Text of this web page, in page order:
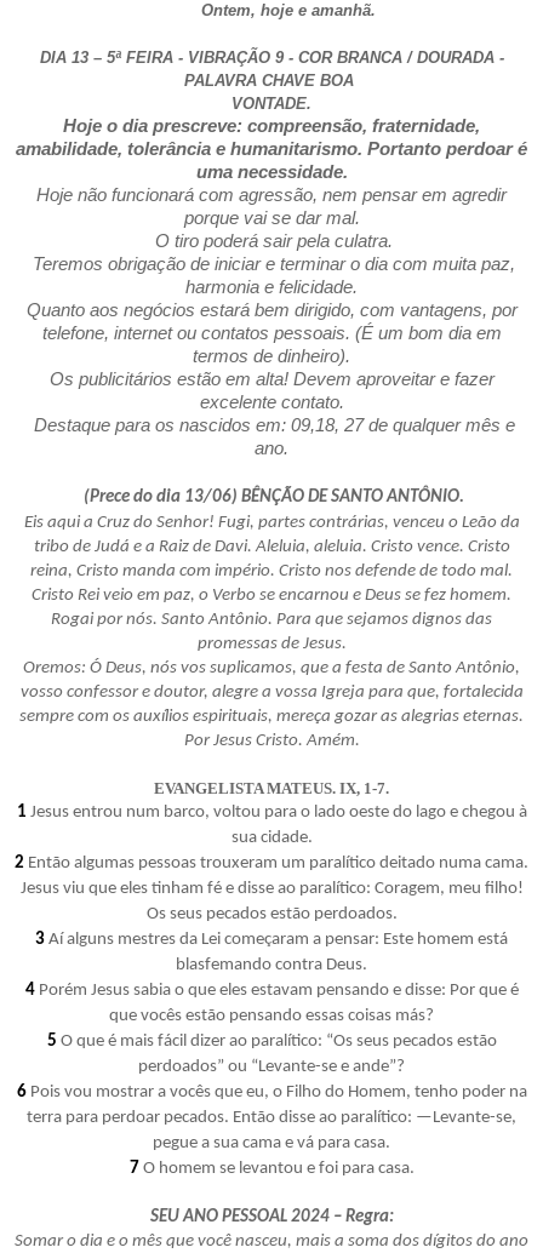
Ontem, hoje e amanhã.
DIA 13 – 5ª FEIRA - VIBRAÇÃO 9 - COR BRANCA / DOURADA -
PALAVRA CHAVE BOA
VONTADE.
Hoje o dia prescreve: compreensão, fraternidade,
amabilidade, tolerância e humanitarismo. Portanto perdoar é
uma necessidade.
Hoje não funcionará com agressão, nem pensar em agredir
porque vai se dar mal.
O tiro poderá sair pela culatra.
Teremos obrigação de iniciar e terminar o dia com muita paz,
harmonia e felicidade.
Quanto aos negócios estará bem dirigido, com vantagens, por
telefone, internet ou contatos pessoais. (É um bom dia em
termos de dinheiro).
Os publicitários estão em alta! Devem aproveitar e fazer
excelente contato.
Destaque para os nascidos em: 09,18, 27 de qualquer mês e
ano.
(Prece do dia 13/06) BÊNÇÃO DE SANTO ANTÔNIO.
Eis aqui a Cruz do Senhor! Fugi, partes contrárias, venceu o Leão da
tribo de Judá e a Raiz de Davi. Aleluia, aleluia. Cristo vence. Cristo
reina, Cristo manda com império. Cristo nos defende de todo mal.
Cristo Rei veio em paz, o Verbo se encarnou e Deus se fez homem.
Rogai por nós. Santo Antônio. Para que sejamos dignos das
promessas de Jesus.
Oremos: Ó Deus, nós vos suplicamos, que a festa de Santo Antônio,
vosso confessor e doutor, alegre a vossa Igreja para que, fortalecida
sempre com os auxílios espirituais, mereça gozar as alegrias eternas.
Por Jesus Cristo. Amém.
EVANGELISTA MATEUS. IX, 1-7.
1 Jesus entrou num barco, voltou para o lado oeste do lago e chegou à
sua cidade.
2 Então algumas pessoas trouxeram um paralítico deitado numa cama.
Jesus viu que eles tinham fé e disse ao paralítico: Coragem, meu filho!
Os seus pecados estão perdoados.
3 Aí alguns mestres da Lei começaram a pensar: Este homem está
blasfemando contra Deus.
4 Porém Jesus sabia o que eles estavam pensando e disse: Por que é
que vocês estão pensando essas coisas más?
5 O que é mais fácil dizer ao paralítico: “Os seus pecados estão
perdoados” ou “Levante-se e ande”?
6Pois vou mostrar a vocês que eu, o Filho do Homem, tenho poder na
terra para perdoar pecados. Então disse ao paralítico: —Levante-se,
pegue a sua cama e vá para casa.
7 O homem se levantou e foi para casa.
SEU ANO PESSOAL 2024 – Regra:
Somar o dia e o mês que você nasceu, mais a soma dos dígitos do ano